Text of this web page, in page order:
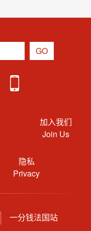
加入我们
Join Us
隐私
Privacy
一分钱法国站